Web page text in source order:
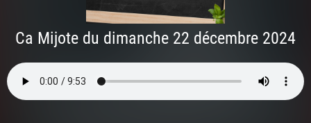
Ca Mijote du dimanche 22 décembre 2024